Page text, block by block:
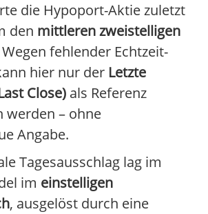
die Hypoport-Aktie zuletzt
den mittleren zweistelligen
Wegen fehlender Echtzeit-
hier nur der Letzte
Close) als Referenz
werden – ohne
Angabe.
Tagesausschlag lag im
im einstelligen
, ausgelöst durch eine